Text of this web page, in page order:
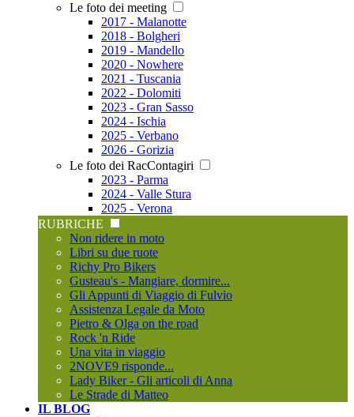
Le foto dei meeting
2017 - Malanotte
2018 - Bolgheri
2019 - Mandello
2020 - Nowhere
2021 - Tuscania
2022 - Dolomiti
2023 - Gran Sasso
2024 - Ischia
2025 - Verbano
2026 - Gorizia
Le foto dei RacContagiri
2023 - Parma
2024 - Valle Stura
2025 - Verona
RUBRICHE
Non ridere in moto
Libri su due ruote
Richy Pro Bikers
Gusteau's - Mangiare, dormire...
Gli Appunti di Viaggio di Fulvio
Assistenza Legale da Moto
Pietro & Olga on the road
Rock 'n Ride
Una vita in viaggio
2NOVE9 risponde...
Lady Biker - Gli articoli di Anna
Le Strade di Matteo
IL BLOG